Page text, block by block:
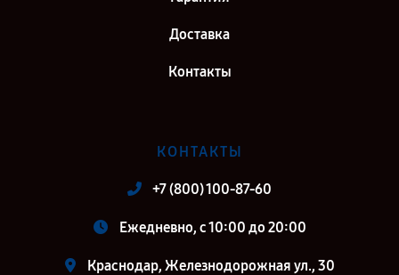
Доставка
Контакты
КОНТАКТЫ
+7 (800) 100-87-60
Ежедневно, с 10:00 до 20:00
Краснодар, Железнодорожная ул., 30